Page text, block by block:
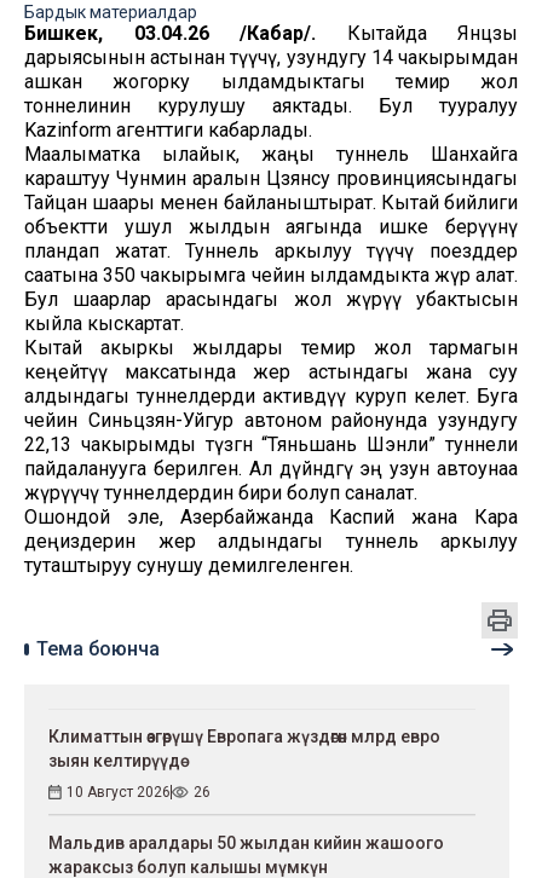
Бардык материалдар
Бишкек, 03.04.26 /Кабар/. Кытайда Янцзы
дарыясынын астынан өтүүчү, узундугу 14 чакырымдан
ашкан жогорку ылдамдыктагы темир жол
тоннелинин курулушу аяктады. Бул тууралуу
Kazinform агенттиги кабарлады.
Маалыматка ылайык, жаңы туннель Шанхайга
караштуу Чунмин аралын Цзянсу провинциясындагы
Тайцан шаары менен байланыштырат. Кытай бийлиги
объектти ушул жылдын аягында ишке берүүнү
пландап жатат. Туннель аркылуу өтүүчү поезддер
саатына 350 чакырымга чейин ылдамдыкта жүрө алат.
Бул шаарлар арасындагы жол жүрүү убактысын
кыйла кыскартат.
Кытай акыркы жылдары темир жол тармагын
кеңейтүү максатында жер астындагы жана суу
алдындагы туннелдерди активдүү куруп келет. Буга
чейин Синьцзян-Уйгур автоном районунда узундугу
22,13 чакырымды түзгөн “Тяньшань Шэнли” туннели
пайдаланууга берилген. Ал дүйнөдөгү эң узун автоунаа
жүрүүчү туннелдердин бири болуп саналат.
Ошондой эле, Азербайжанда Каспий жана Кара
деңиздерин жер алдындагы туннель аркылуу
туташтыруу сунушу демилгеленген.
Тема боюнча
Климаттын өзгөрүшү Европага жүздөгөн млрд евро
зыян келтирүүдө
10 Август 2026 26
Мальдив аралдары 50 жылдан кийин жашоого
жараксыз болуп калышы мүмкүн